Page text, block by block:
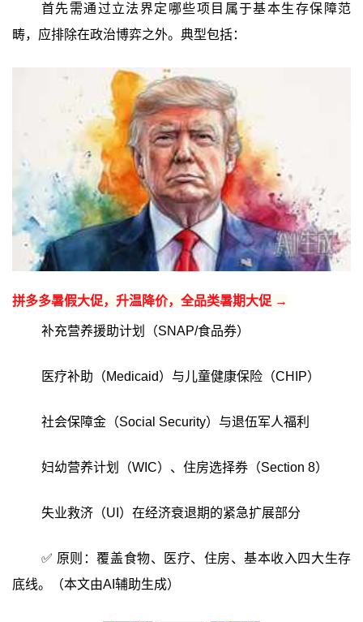
首先需通过立法界定哪些项目属于基本生存保障范
畴，应排除在政治博弈之外。典型包括：
拼多多暑假大促，升温降价，全品类暑期大促 →
补充营养援助计划（SNAP/食品券）
医疗补助（Medicaid）与儿童健康保险（CHIP）
社会保障金（Social Security）与退伍军人福利
妇幼营养计划（WIC）、住房选择券（Section 8）
失业救济（UI）在经济衰退期的紧急扩展部分
✅ 原则：覆盖食物、医疗、住房、基本收入四大生存
底线。（本文由AI辅助生成）